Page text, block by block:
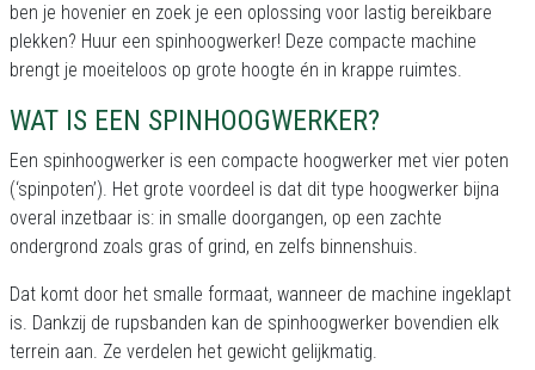
ben je hovenier en zoek je een oplossing voor lastig bereikbare
plekken? Huur een spinhoogwerker! Deze compacte machine
brengt je moeiteloos op grote hoogte én in krappe ruimtes.
WAT IS EEN SPINHOOGWERKER?
Een spinhoogwerker is een compacte hoogwerker met vier poten
(‘spinpoten’). Het grote voordeel is dat dit type hoogwerker bijna
overal inzetbaar is: in smalle doorgangen, op een zachte
ondergrond zoals gras of grind, en zelfs binnenshuis.
Dat komt door het smalle formaat, wanneer de machine ingeklapt
is. Dankzij de rupsbanden kan de spinhoogwerker bovendien elk
terrein aan. Ze verdelen het gewicht gelijkmatig.